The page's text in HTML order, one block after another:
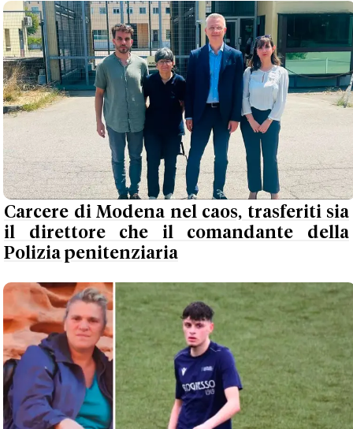
Carcere di Modena nel caos, trasferiti sia
il direttore che il comandante della
Polizia penitenziaria